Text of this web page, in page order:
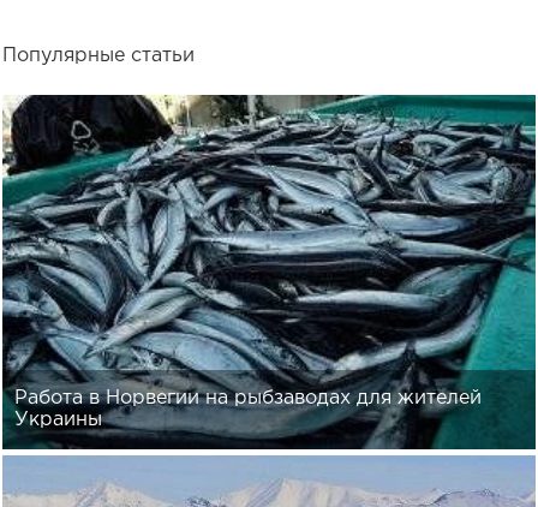
Популярные статьи
Работа в Норвегии на рыбзаводах для жителей
Украины